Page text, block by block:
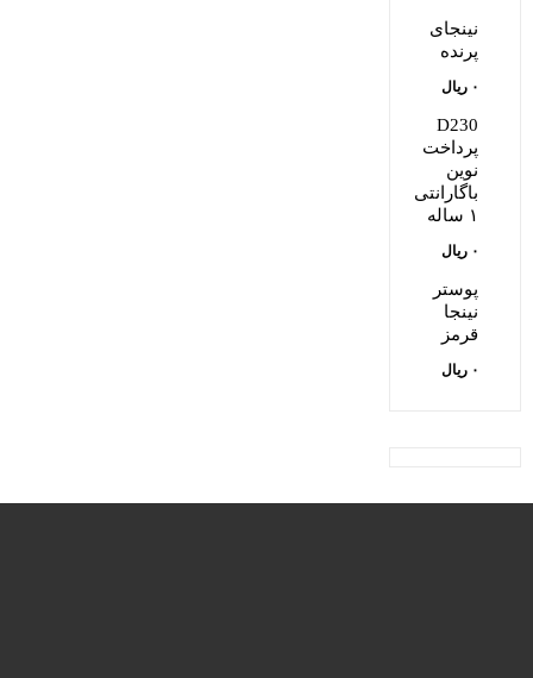
نینجای
پرنده
۰ ریال
D230
پرداخت
نوین
باگارانتی
۱ ساله
۰ ریال
پوستر
نینجا
قرمز
۰ ریال